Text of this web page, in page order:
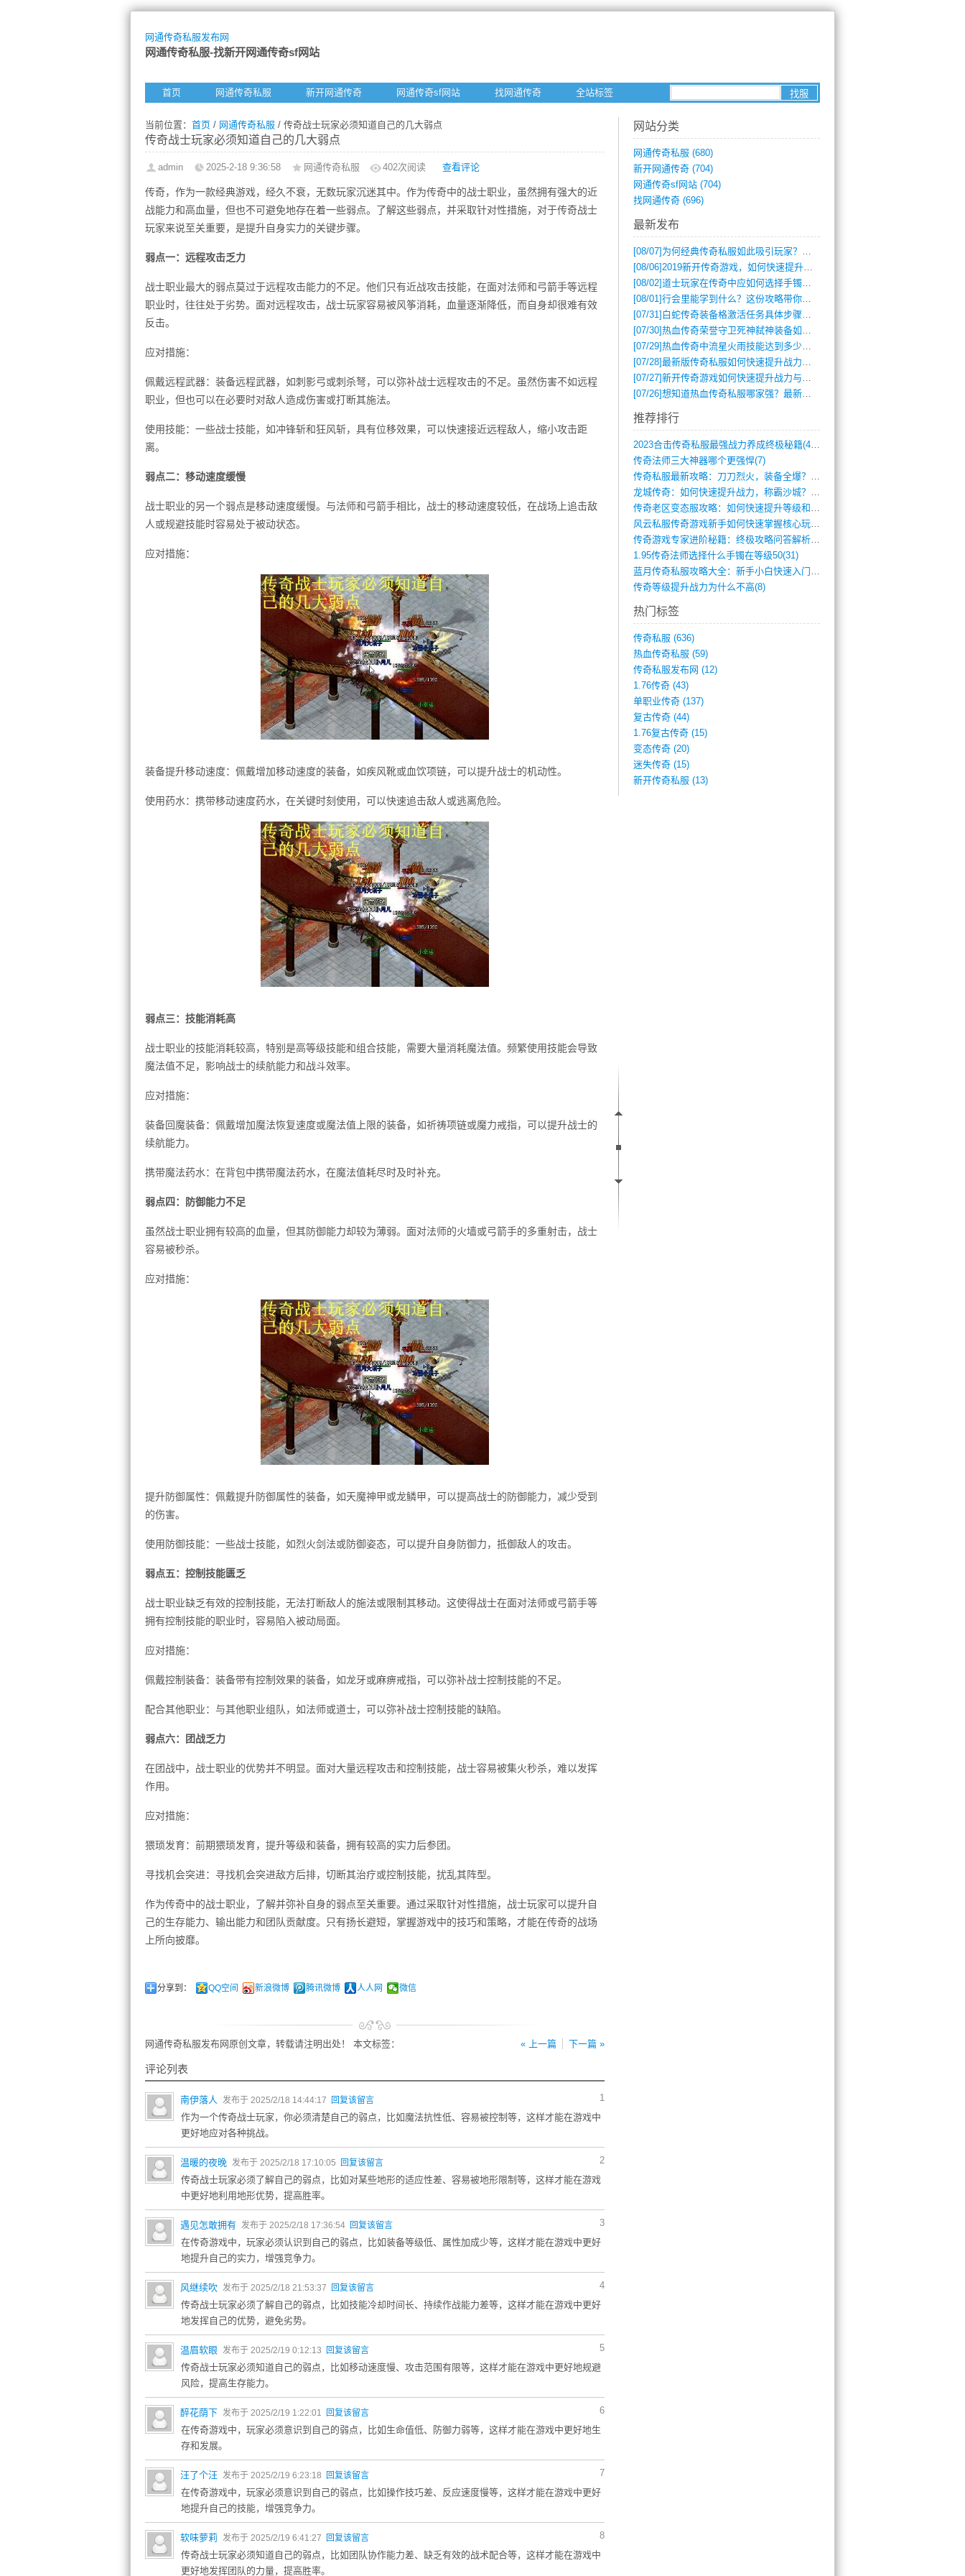
网通传奇私服发布网
网通传奇私服-找新开网通传奇sf网站
首页 网通传奇私服 新开网通传奇 网通传奇sf网站 找网通传奇 全站标签
当前位置： 首页 / 网通传奇私服 / 传奇战士玩家必须知道自己的几大弱点
传奇战士玩家必须知道自己的几大弱点
admin 2025-2-18 9:36:58 网通传奇私服 402次阅读 查看评论
传奇，作为一款经典游戏，经久不衰，无数玩家沉迷其中。作为传奇中的战士职业，虽然拥有强大的近
战能力和高血量，但也不可避免地存在着一些弱点。了解这些弱点，并采取针对性措施，对于传奇战士
玩家来说至关重要，是提升自身实力的关键步骤。
弱点一：远程攻击乏力
战士职业最大的弱点莫过于远程攻击能力的不足。他们只有近战攻击技能，在面对法师和弓箭手等远程
职业时，往往处于劣势。面对远程攻击，战士玩家容易被风筝消耗，血量逐渐降低，而自身却很难有效
反击。
应对措施：
佩戴远程武器：装备远程武器，如刺影弓或刺杀弩，可以弥补战士远程攻击的不足。虽然伤害不如远程
职业，但也可以在必要时对敌人造成伤害或打断其施法。
使用技能：一些战士技能，如冲锋斩和狂风斩，具有位移效果，可以快速接近远程敌人，缩小攻击距
离。
弱点二：移动速度缓慢
战士职业的另一个弱点是移动速度缓慢。与法师和弓箭手相比，战士的移动速度较低，在战场上追击敌
人或规避技能时容易处于被动状态。
应对措施：
装备提升移动速度：佩戴增加移动速度的装备，如疾风靴或血饮项链，可以提升战士的机动性。
使用药水：携带移动速度药水，在关键时刻使用，可以快速追击敌人或逃离危险。
弱点三：技能消耗高
战士职业的技能消耗较高，特别是高等级技能和组合技能，需要大量消耗魔法值。频繁使用技能会导致
魔法值不足，影响战士的续航能力和战斗效率。
应对措施：
装备回魔装备：佩戴增加魔法恢复速度或魔法值上限的装备，如祈祷项链或魔力戒指，可以提升战士的
续航能力。
携带魔法药水：在背包中携带魔法药水，在魔法值耗尽时及时补充。
弱点四：防御能力不足
虽然战士职业拥有较高的血量，但其防御能力却较为薄弱。面对法师的火墙或弓箭手的多重射击，战士
容易被秒杀。
应对措施：
提升防御属性：佩戴提升防御属性的装备，如天魔神甲或龙鳞甲，可以提高战士的防御能力，减少受到
的伤害。
使用防御技能：一些战士技能，如烈火剑法或防御姿态，可以提升自身防御力，抵御敌人的攻击。
弱点五：控制技能匮乏
战士职业缺乏有效的控制技能，无法打断敌人的施法或限制其移动。这使得战士在面对法师或弓箭手等
拥有控制技能的职业时，容易陷入被动局面。
应对措施：
佩戴控制装备：装备带有控制效果的装备，如龙牙或麻痹戒指，可以弥补战士控制技能的不足。
配合其他职业：与其他职业组队，如法师或道士，可以弥补战士控制技能的缺陷。
弱点六：团战乏力
在团战中，战士职业的优势并不明显。面对大量远程攻击和控制技能，战士容易被集火秒杀，难以发挥
作用。
应对措施：
猥琐发育：前期猥琐发育，提升等级和装备，拥有较高的实力后参团。
寻找机会突进：寻找机会突进敌方后排，切断其治疗或控制技能，扰乱其阵型。
作为传奇中的战士职业，了解并弥补自身的弱点至关重要。通过采取针对性措施，战士玩家可以提升自
己的生存能力、输出能力和团队贡献度。只有扬长避短，掌握游戏中的技巧和策略，才能在传奇的战场
上所向披靡。
分享到： QQ空间 新浪微博 腾讯微博 人人网 微信
« 上一篇 下一篇 »
网通传奇私服发布网原创文章，转载请注明出处！ 本文标签：
评论列表
1
南伊落人 发布于 2025/2/18 14:44:17 回复该留言
作为一个传奇战士玩家，你必须清楚自己的弱点，比如魔法抗性低、容易被控制等，这样才能在游戏中
更好地应对各种挑战。
2
温暖的夜晚 发布于 2025/2/18 17:10:05 回复该留言
传奇战士玩家必须了解自己的弱点，比如对某些地形的适应性差、容易被地形限制等，这样才能在游戏
中更好地利用地形优势，提高胜率。
3
遇见怎敢拥有 发布于 2025/2/18 17:36:54 回复该留言
在传奇游戏中，玩家必须认识到自己的弱点，比如装备等级低、属性加成少等，这样才能在游戏中更好
地提升自己的实力，增强竞争力。
4
风继续吹 发布于 2025/2/18 21:53:37 回复该留言
传奇战士玩家必须了解自己的弱点，比如技能冷却时间长、持续作战能力差等，这样才能在游戏中更好
地发挥自己的优势，避免劣势。
5
温眉软眼 发布于 2025/2/19 0:12:13 回复该留言
传奇战士玩家必须知道自己的弱点，比如移动速度慢、攻击范围有限等，这样才能在游戏中更好地规避
风险，提高生存能力。
6
醉花荫下 发布于 2025/2/19 1:22:01 回复该留言
在传奇游戏中，玩家必须意识到自己的弱点，比如生命值低、防御力弱等，这样才能在游戏中更好地生
存和发展。
7
汪了个汪 发布于 2025/2/19 6:23:18 回复该留言
在传奇游戏中，玩家必须意识到自己的弱点，比如操作技巧差、反应速度慢等，这样才能在游戏中更好
地提升自己的技能，增强竞争力。
8
软味萝莉 发布于 2025/2/19 6:41:27 回复该留言
传奇战士玩家必须知道自己的弱点，比如团队协作能力差、缺乏有效的战术配合等，这样才能在游戏中
更好地发挥团队的力量，提高胜率。
网站分类
网通传奇私服 (680)
新开网通传奇 (704)
网通传奇sf网站 (704)
找网通传奇 (696)
最新发布
[08/07] 为何经典传奇私服如此吸引玩家？深度攻略解析
[08/06]2019新开传奇游戏，如何快速提升角色等级？
[08/02]道士玩家在传奇中应如何选择手镯装备？
[08/01]行会里能学到什么？这份攻略带你全掌握
[07/31] 白蛇传奇装备格激活任务具体步骤是什么？如何完成？
[07/30]热血传奇荣誉守卫死神弑神装备如何获取与佩戴攻略？
[07/29]热血传奇中流星火雨技能达到多少级可以开始练装备？
[07/28]最新版传奇私服如何快速提升战力与获取稀有装备？
[07/27]新开传奇游戏如何快速提升战力与获取稀有装备？
[07/26]想知道热血传奇私服哪家强？最新排行榜攻略全解析
推荐排行
2023合击传奇私服最强战力养成终极秘籍(428)
传奇法师三大神器哪个更强悍(7)
传奇私服最新攻略：刀刀烈火，装备全爆？攻(813)
龙城传奇：如何快速提升战力，称霸沙城？(802)
传奇老区变态服攻略：如何快速提升等级和战(379)
风云私服传奇游戏新手如何快速掌握核心玩法(616)
传奇游戏专家进阶秘籍：终极攻略问答解析(848)
1.95传奇法师选择什么手镯在等级50(31)
蓝月传奇私服攻略大全：新手小白快速入门指(386)
传奇等级提升战力为什么不高(8)
热门标签
传奇私服 (636)
热血传奇私服 (59)
传奇私服发布网 (12)
1.76传奇 (43)
单职业传奇 (137)
复古传奇 (44)
1.76复古传奇 (15)
变态传奇 (20)
迷失传奇 (15)
新开传奇私服 (13)